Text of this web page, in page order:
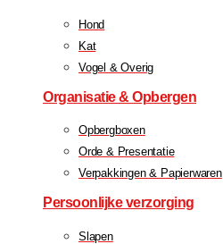
Hond
Kat
Vogel & Overig
Organisatie & Opbergen
Opbergboxen
Orde & Presentatie
Verpakkingen & Papierwaren
Persoonlijke verzorging
Slapen